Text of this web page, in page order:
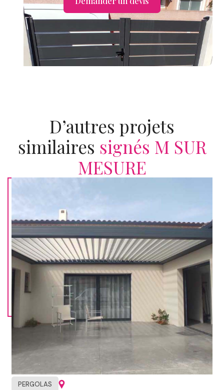
D’autres projets
similaires signés M SUR
MESURE
PERGOLAS